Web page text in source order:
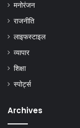
मनोरंजन
राजनीति
लाइफस्टाइल
व्यापार
शिक्षा
स्पोर्ट्स
Archives